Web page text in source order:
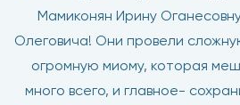
Мамиконян Ирину
Олеговича! Они провели
огромную миому, которая
много всего, и главное-